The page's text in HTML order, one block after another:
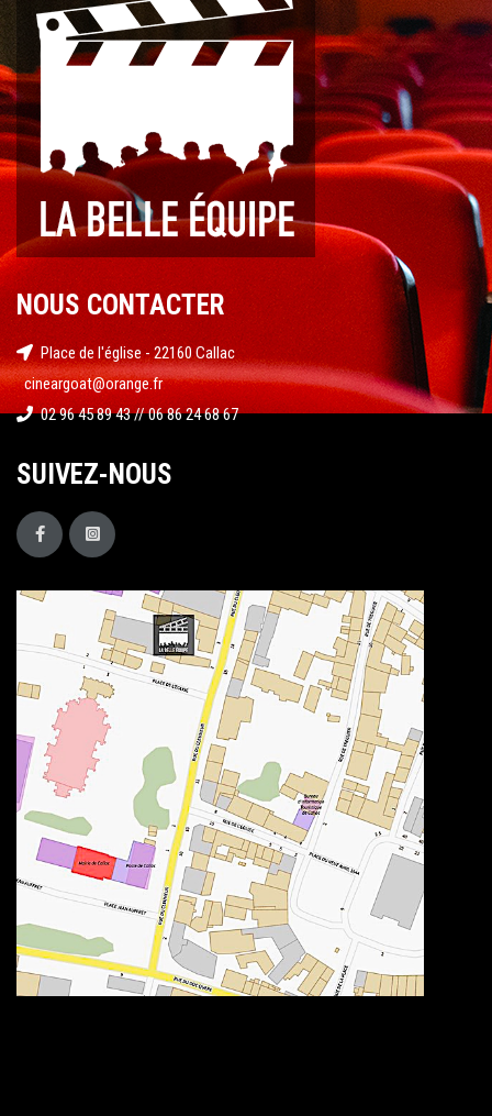
NOUS CONTACTER
Place de l'église - 22160 Callac
cineargoat@orange.fr
02 96 45 89 43 // 06 86 24 68 67
SUIVEZ-NOUS